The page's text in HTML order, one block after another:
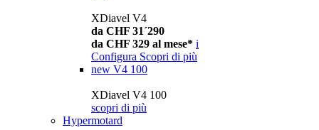
XDiavel V4
da CHF 31´290
da CHF 329 al mese* i
Configura Scopri di più
new V4 100
XDiavel V4 100
scopri di più
Hypermotard